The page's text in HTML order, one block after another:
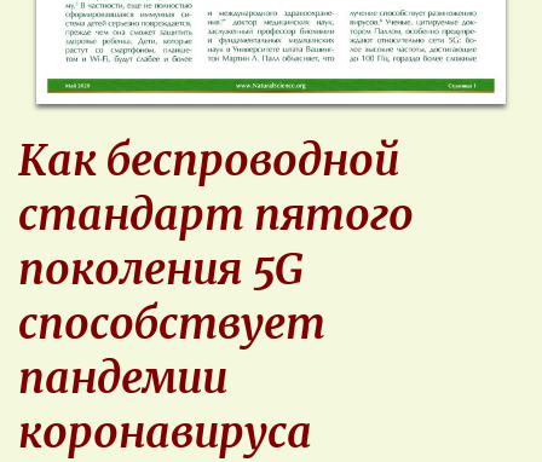
Как беспроводной
стандарт пятого
поколения 5G
способствует
пандемии
коронавируса